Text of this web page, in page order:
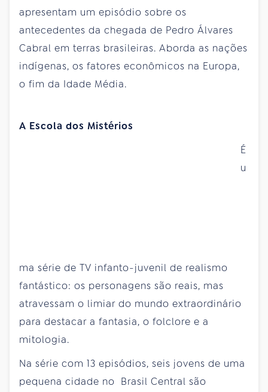
apresentam um episódio sobre os
antecedentes da chegada de Pedro Álvares
Cabral em terras brasileiras. Aborda as nações
indígenas, os fatores econômicos na Europa,
o fim da Idade Média.
A Escola dos Mistérios
É
u
ma série de TV infanto-juvenil de realismo
fantástico: os personagens são reais, mas
atravessam o limiar do mundo extraordinário
para destacar a fantasia, o folclore e a
mitologia.
Na série com 13 episódios, seis jovens de uma
pequena cidade no Brasil Central são